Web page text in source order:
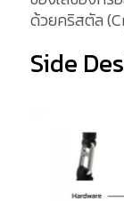
ด้วยคริสตัล
Side